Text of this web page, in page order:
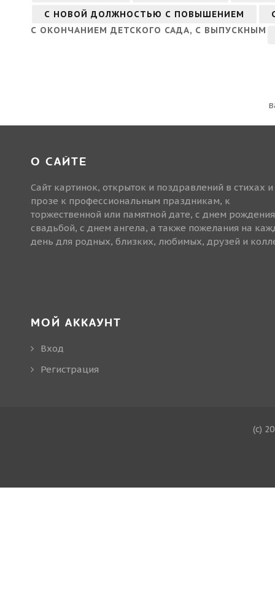
С НОВОЙ ДОЛЖНОСТЬЮ С ПОВЫШЕНИЕМ
С ОКОНЧАНИЕМ ДЕТСКОГО САДА, С ВЫПУСКНЫМ
О САЙТЕ
Сайт картинок, открыток и поздравлений в стихах и
прозе к профессиональным праздникам, к
торжественной или памятной дате, с днем
свадьбой, с днем ангела, а также пожелания на
день для родных, близких, любимых, друзей и
МОЙ АККАУНТ
Вход
Регистрация
(c)